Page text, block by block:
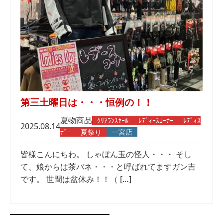
第三土曜日は・・・恒例の！！
2025.08.14
夏物商品 ｸﾘｱﾗﾝｽｾｰﾙ ﾚﾃﾞｨｰｽｺｰﾅｰ
ﾚﾃﾞｨｽ
ﾃﾞｰ
夏祭り 一宮店
皆様こんにちわ。 しゃぼん玉の怪人・・・ そし
て、娘からは茶バネ・・・と呼ばれてますガン吉
です。 世間は盆休み！！（ […]